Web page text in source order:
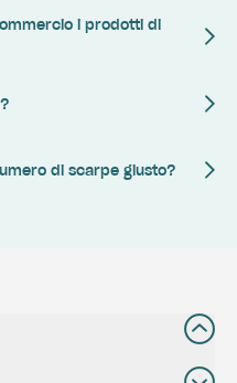
i prodotti di
di scarpe giusto?